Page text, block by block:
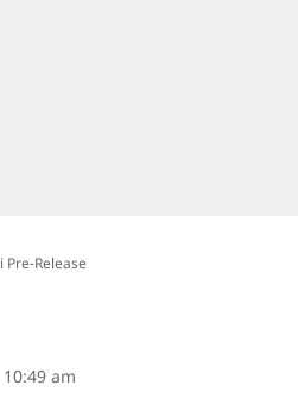
Release
am